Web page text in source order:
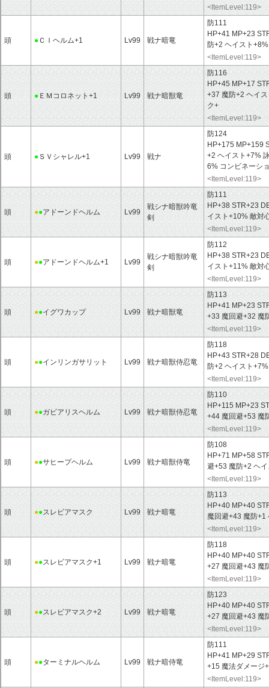
<ItemLevel:119>
頭 ●ＣＩヘルム+1 Lv99 戦ナ暗竜
防111
HP+41 MP+23
防+2 ヘイスト
<ItemLevel:119>
頭 ● ＥＭコロネット+1 Lv99 戦ナ暗獣竜
防116
HP+45 MP+17
+37 魔防+2 ヘイ
ク+
<ItemLevel:119>
頭 ● ＳＶシャレル+1 Lv99 戦ナ
防124
HP+175 MP+159
+2 ヘイスト+7%
6% コンビネーシ
<ItemLevel:119>
頭 ●●アドーンドヘルム Lv99
戦シナ暗獣吟竜
剣
防111
HP+38 STR+23
イスト+10% 敵対
<ItemLevel:119>
頭 ●●アドーンドヘルム+1 Lv99
戦シナ暗獣吟竜
剣
防112
HP+38 STR+23
イスト+11% 敵対
<ItemLevel:119>
頭 ●●イグワカップ Lv99 戦ナ暗獣竜
防113
HP+41 MP+23
+33 魔回避+32 魔
<ItemLevel:119>
頭 ●●インリンガサリット Lv99 戦ナ暗獣侍忍竜
防118
HP+43 STR+28
防+2 ヘイスト
<ItemLevel:119>
頭 ●●ガビアリスヘルム Lv99 戦ナ暗獣侍忍竜
防110
HP+115 MP+23
+44 魔回避+53 魔
<ItemLevel:119>
頭 ●●サヒープヘルム Lv99 戦ナ暗獣侍竜
防108
HP+71 MP+58
避+53 魔防+2 ヘ
<ItemLevel:119>
頭 ●●スレビアマスク Lv99 戦ナ暗竜
防113
HP+40 MP+40
魔回避+43 魔防+1
<ItemLevel:119>
頭 ●●スレビアマスク+1 Lv99 戦ナ暗竜
防118
HP+40 MP+40
+27 魔回避+43 魔
<ItemLevel:119>
頭 ●●スレビアマスク+2 Lv99 戦ナ暗竜
防123
HP+40 MP+40
+27 魔回避+43 魔
<ItemLevel:119>
頭 ●●ターミナルヘルム Lv99 戦ナ暗侍竜
防111
HP+41 MP+29
+15 魔法ダメージ
<ItemLevel:119>